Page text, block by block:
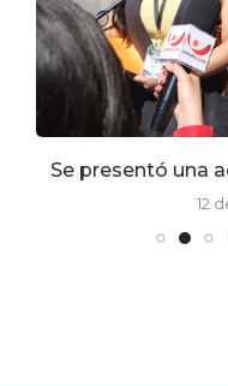
Se presentó una
12